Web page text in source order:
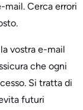
mail. Cerca errori
vostra e-mail
che ogni
Si tratta di
futuri